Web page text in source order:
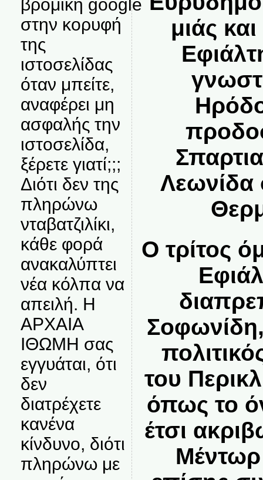
βρόμικη google
στην κορυφή
της
ιστοσελίδας
όταν μπείτε,
αναφέρει μη
ασφαλής την
ιστοσελίδα,
ξέρετε γιατί;;;
Διότι δεν της
πληρώνω
νταβατζιλίκι,
κάθε φορά
ανακαλύπτει
νέα κόλπα να
απειλή. Η
ΑΡΧΑΙΑ
ΙΘΩΜΗ σας
εγγυάται, ότι
δεν
διατρέχετε
κανένα
κίνδυνο, διότι
πληρώνω με
μιάς
Ο τρίτος
του
όπως το
έτσι